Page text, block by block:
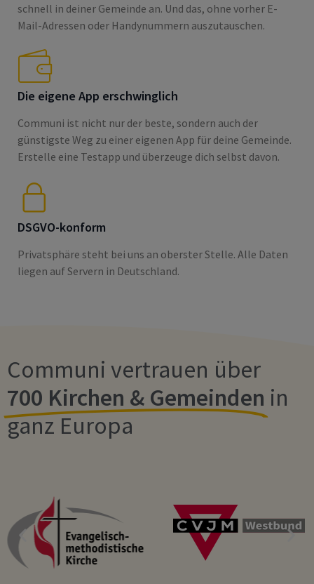
schnell in deiner Gemeinde an. Und das, ohne vorher E-
Mail-Adressen oder Handynummern auszutauschen.
Die eigene App erschwinglich
Communi ist nicht nur der beste, sondern auch der
günstigste Weg zu einer eigenen App für deine Gemeinde.
Erstelle eine Testapp und überzeuge dich selbst davon.
DSGVO-konform
Privatsphäre steht bei uns an oberster Stelle. Alle Daten
liegen auf Servern in Deutschland.
Communi vertrauen über
700 Kirchen & Gemeinden in
ganz Europa